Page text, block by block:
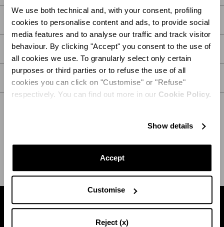
We use both technical and, with your consent, profiling
cookies to personalise content and ads, to provide social
media features and to analyse our traffic and track visitor
behaviour. By clicking "Accept" you consent to the use of
all cookies we use. To granularly select only certain
purposes or third parties or to refuse the use of all
cookies you can click on "Customise" or "Refuse"
respectively. You can find out more in our Cookie Policy.
Show details
Accept
Customise
Reject (x)
DESCRIZIONE
DETTAGLI
Trova la boutique vicina a te